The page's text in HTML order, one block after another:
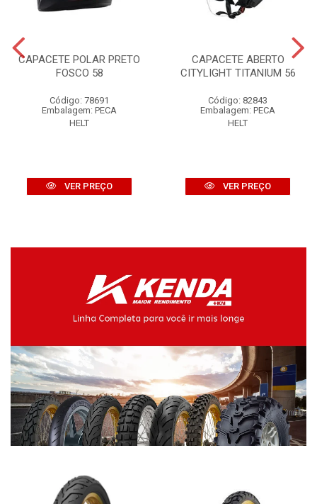
CAPACETE POLAR PRETO
FOSCO 58
Código: 78691
Embalagem: PECA
HELT
VER PREÇO
CAPACETE ABERTO
CITYLIGHT TITANIUM 56
Código: 82843
Embalagem: PECA
HELT
VER PREÇO